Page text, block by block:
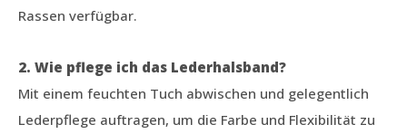
Rassen verfügbar.
2. Wie pflege ich das Lederhalsband?
Mit einem feuchten Tuch abwischen und gelegentlich
Lederpflege auftragen, um die Farbe und Flexibilität zu